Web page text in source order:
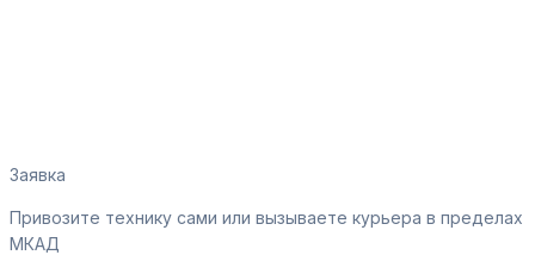
Заявка
Привозите технику сами или вызываете курьера в пределах
МКАД